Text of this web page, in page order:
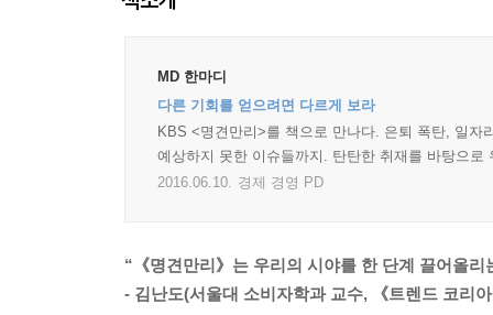
MD 한마디
다른 기회를 얻으려면 다르게 보라
KBS <명견만리>를 책으로 만나다. 은퇴 폭탄, 일
예상하지 못한 이슈들까지. 탄탄한 취재를 바탕으
2016.06.10. 경제 경영 PD
“《명견만리》는 우리의 시야를 한 단계 끌어올리
- 김난도(서울대 소비자학과 교수, 《트렌드 코리